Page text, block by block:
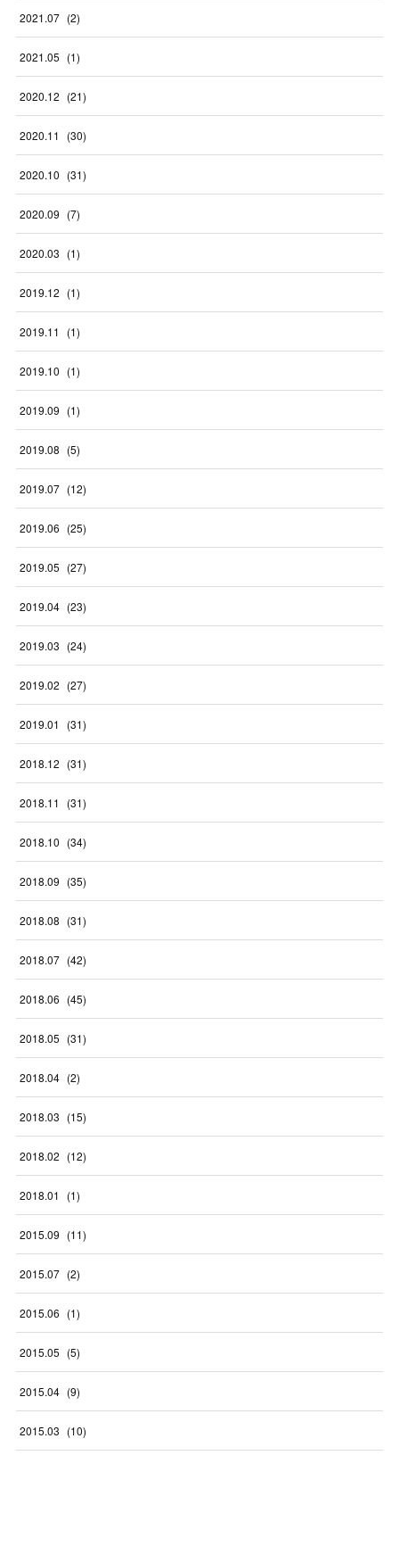
2021.07 (2)
2021.05 (1)
2020.12 (21)
2020.11 (30)
2020.10 (31)
2020.09 (7)
2020.03 (1)
2019.12 (1)
2019.11 (1)
2019.10 (1)
2019.09 (1)
2019.08 (5)
2019.07 (12)
2019.06 (25)
2019.05 (27)
2019.04 (23)
2019.03 (24)
2019.02 (27)
2019.01 (31)
2018.12 (31)
2018.11 (31)
2018.10 (34)
2018.09 (35)
2018.08 (31)
2018.07 (42)
2018.06 (45)
2018.05 (31)
2018.04 (2)
2018.03 (15)
2018.02 (12)
2018.01 (1)
2015.09 (11)
2015.07 (2)
2015.06 (1)
2015.05 (5)
2015.04 (9)
2015.03 (10)